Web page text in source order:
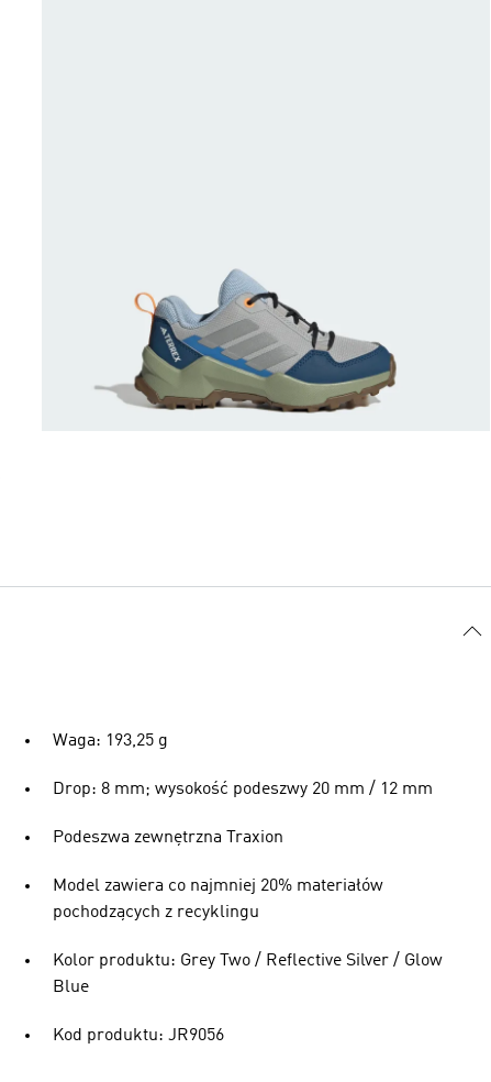
Waga: 193,25 g
Drop: 8 mm; wysokość podeszwy 20 mm / 12 mm
Podeszwa zewnętrzna Traxion
Model zawiera co najmniej 20% materiałów
pochodzących z recyklingu
Kolor produktu: Grey Two / Reflective Silver / Glow
Blue
Kod produktu: JR9056